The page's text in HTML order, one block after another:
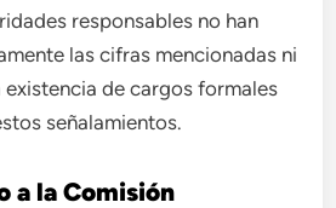
responsables no han
las cifras mencionadas ni
existencia de cargos formales
señalamientos.
a la Comisión